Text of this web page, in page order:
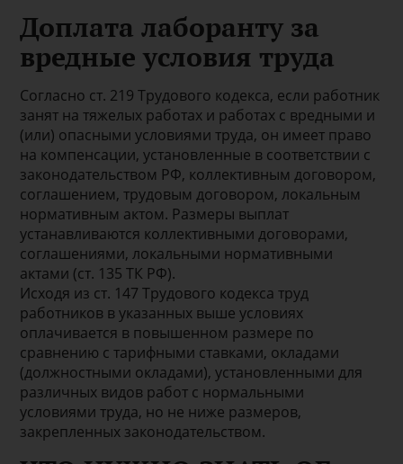
Доплата лаборанту за
вредные условия труда
Согласно ст. 219 Трудового кодекса, если работник
занят на тяжелых работах и работах с вредными и
(или) опасными условиями труда, он имеет право
на компенсации, установленные в соответствии с
законодательством РФ, коллективным договором,
соглашением, трудовым договором, локальным
нормативным актом. Размеры выплат
устанавливаются коллективными договорами,
соглашениями, локальными нормативными
актами (ст. 135 ТК РФ).
Исходя из ст. 147 Трудового кодекса труд
работников в указанных выше условиях
оплачивается в повышенном размере по
сравнению с тарифными ставками, окладами
(должностными окладами), установленными для
различных видов работ с нормальными
условиями труда, но не ниже размеров,
закрепленных законодательством.